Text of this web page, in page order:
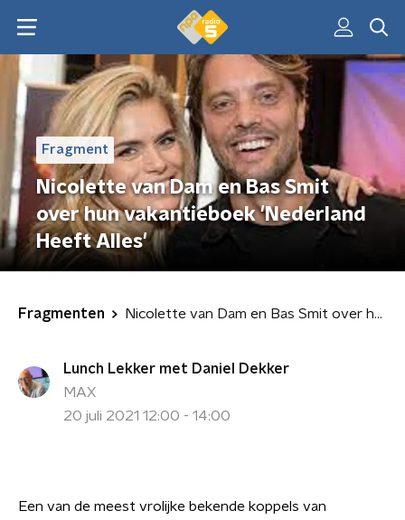
Fragment
Nicolette van Dam en Bas Smit
over hun vakantieboek 'Nederland
Heeft Alles'
Fragmenten Nicolette van Dam en Bas Smit over hun vakantieboek 'Nederland Heeft Alles'
Lunch Lekker met Daniel Dekker
MAX
20 juli 2021 12:00 - 14:00
Een van de meest vrolijke bekende koppels van